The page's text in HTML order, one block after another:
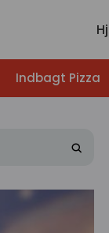
Indbagt Pizza